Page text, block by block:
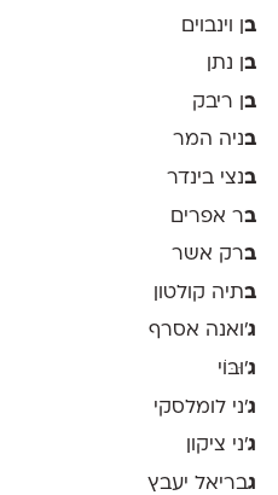
בן וינבוים
בן נתן
בן ריבק
בניה המר
בנצי בינדר
בר אפרים
ברק אשר
בתיה קולטון
ג'ואנה אסרף
ג'וּבּוֹי
ג׳ני לומלסקי
ג׳ני ציקון
גבריאל יעבץ